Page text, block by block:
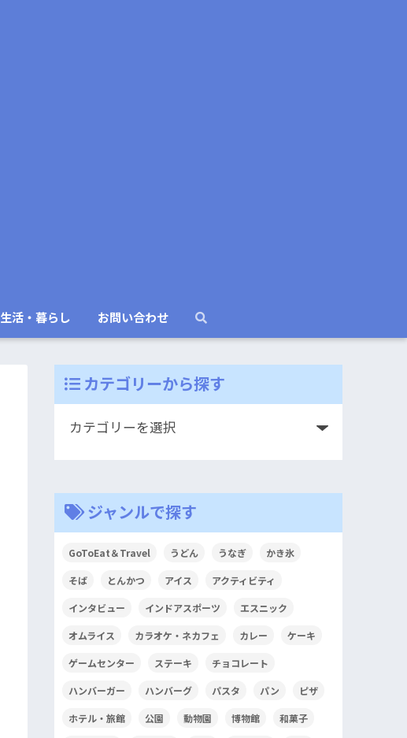
生活・暮らし お問い合わせ
カテゴリーから探す
ジャンルで探す
GoToEat＆Travel うどん うなぎ かき氷
そば とんかつ アイス アクティビティ
インタビュー インドアスポーツ エスニック
オムライス カラオケ・ネカフェ カレー ケーキ
ゲームセンター ステーキ チョコレート
ハンバーガー ハンバーグ パスタ パン ピザ
ホテル・旅館 公園 動物園 博物館 和菓子